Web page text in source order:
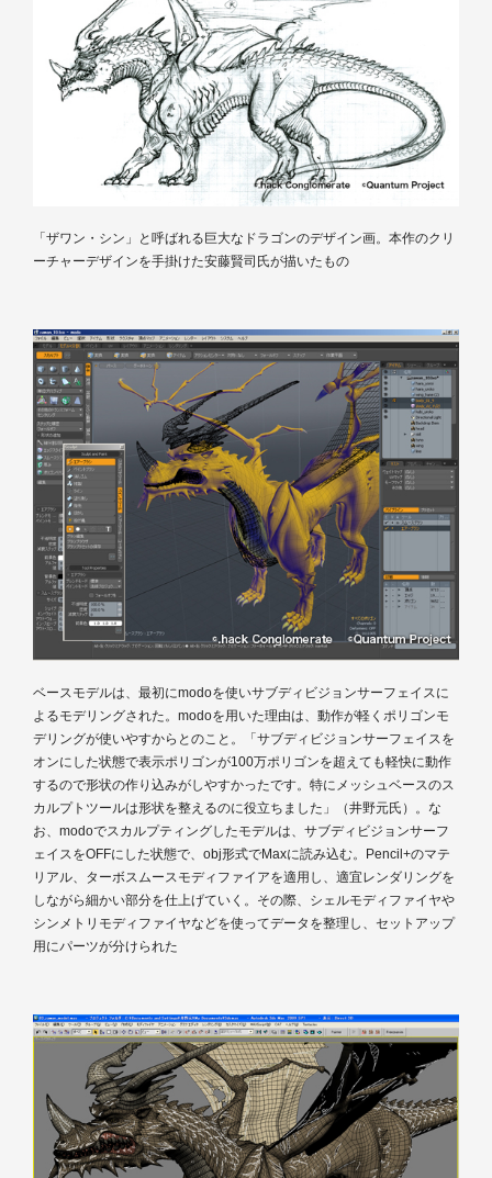
「ザワン・シン」と呼ばれる巨大なドラゴンのデザイン画。本作のクリ
ーチャーデザインを手掛けた安藤賢司氏が描いたもの
ベースモデルは、最初にmodoを使いサブディビジョンサーフェイスに
よるモデリングされた。modoを用いた理由は、動作が軽くポリゴンモ
デリングが使いやすからとのこと。「サブディビジョンサーフェイスを
オンにした状態で表示ポリゴンが100万ポリゴンを超えても軽快に動作
するので形状の作り込みがしやすかったです。特にメッシュベースのス
カルプトツールは形状を整えるのに役立ちました」（井野元氏）。な
お、modoでスカルプティングしたモデルは、サブディビジョンサーフ
ェイスをOFFにした状態で、obj形式でMaxに読み込む。Pencil+のマテ
リアル、ターボスムースモディファイアを適用し、適宜レンダリングを
しながら細かい部分を仕上げていく。その際、シェルモディファイヤや
シンメトリモディファイヤなどを使ってデータを整理し、セットアップ
用にパーツが分けられた